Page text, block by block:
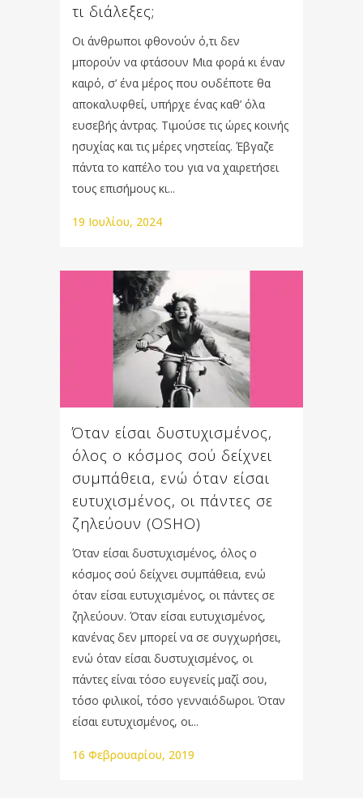
τι διάλεξες;
Οι άνθρωποι φθονούν ό,τι δεν
μπορούν να φτάσουν Μια φορά κι έναν
καιρό, σ’ ένα μέρος που ουδέποτε θα
αποκαλυφθεί, υπήρχε ένας καθ’ όλα
ευσεβής άντρας. Τιμούσε τις ώρες κοινής
ησυχίας και τις μέρες νηστείας. Έβγαζε
πάντα το καπέλο του για να χαιρετήσει
τους επισήμους κι...
19 Ιουλίου, 2024
Όταν είσαι δυστυχισμένος,
όλος ο κόσμος σού δείχνει
συμπάθεια, ενώ όταν είσαι
ευτυχισμένος, οι πάντες σε
ζηλεύουν (OSHO)
Όταν είσαι δυστυχισμένος, όλος ο
κόσμος σού δείχνει συμπάθεια, ενώ
όταν είσαι ευτυχισμένος, οι πάντες σε
ζηλεύουν. Όταν είσαι ευτυχισμένος,
κανένας δεν μπορεί να σε συγχωρήσει,
ενώ όταν είσαι δυστυχισμένος, οι
πάντες είναι τόσο ευγενείς μαζί σου,
τόσο φιλικοί, τόσο γενναιόδωροι. Όταν
είσαι ευτυχισμένος, οι...
16 Φεβρουαρίου, 2019